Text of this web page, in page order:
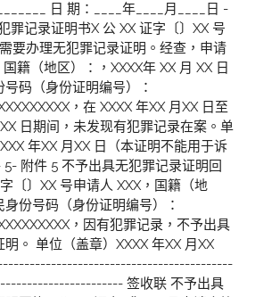
日 期：____年____月____日 -
罪记录证明书X 公 XX 证字〔〕XX 号
要办理无犯罪记录证明。经查，申请
籍（地区）：，XXXX年 XX 月 XX 日
码（身份证明编号）：
，在 XXXX 年XX 月XX 日至
日期间，未发现有犯罪记录在案。单
年XX 月XX 日（本证明不能用于诉
附件 5 不予出具无犯罪记录证明回
〔〕XX 号申请人 XXX，国籍（地
身份号码（身份证明编号）：
，因有犯罪记录，不予出具
。 单位（盖章）XXXX 年XX 月XX
签收联 不予出具